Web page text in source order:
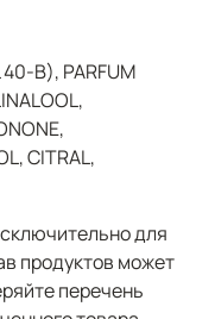
40-B), PARFUM
CITRAL,
для
продуктов может
перечень